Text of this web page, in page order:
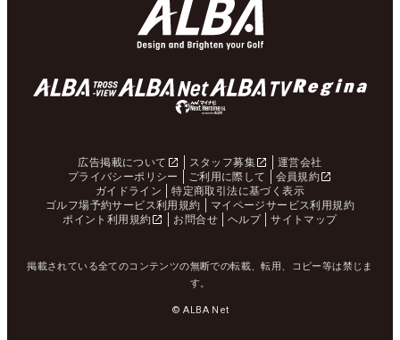
広告掲載について スタッフ募集
運営会社
プライバシーポリシー
ご利用に際して
会員規約
ガイドライン
特定商取引法に基づく表示
ゴルフ場予約サービス利用規約
マイページサービス利用規約
ポイント利用規約
お問合せ ヘルプ サイトマップ
掲載されている全てのコンテンツの無断での転載、転用、コピー等は禁じま
す。
© ALBA Net